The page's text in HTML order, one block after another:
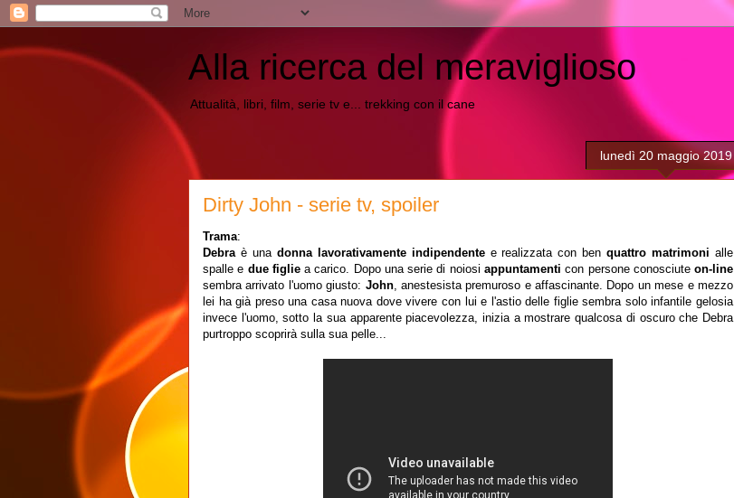
Alla ricerca del meraviglioso
Attualità, libri, film, serie tv e... trekking con il cane
lunedì 20 maggio 2019
Dirty John - serie tv, spoiler
Trama:
Debra è una donna lavorativamente indipendentee realizzata con benquattro matrimoni alle
spalle e due figliea carico. Dopo una serie di noiosi appuntamenticon persone conosciuteon-line
sembra arrivato l'uomo giusto: John, anestesista premuroso e affascinante. Dopo un mese e mezzo
lei ha già preso una casa nuova dove vivere con lui e l'astio delle figlie sembra solo infantile gelosia
invece l'uomo, sotto la sua apparente piacevolezza, inizia a mostrare qualcosa di oscuro che Debra
purtroppo scoprirà sulla sua pelle...